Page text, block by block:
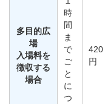
多目的広
場
入場料を
徴収する
場合
時
間
ま
で
ご
と
に
つ
420
円